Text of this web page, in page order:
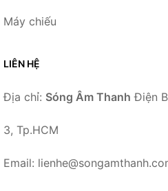
Máy chiếu
LIÊN HỆ
Địa chỉ: Sóng Âm Thanh Điện
3, Tp.HCM
Email: